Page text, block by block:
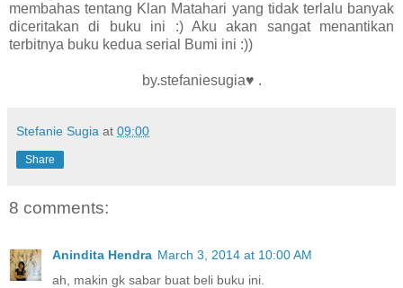
membahas tentang Klan Matahari yang tidak terlalu banyak
diceritakan di buku ini :) Aku akan sangat menantikan
terbitnya buku kedua serial Bumi ini :))
by.stefaniesugia♥ .
Stefanie Sugia at 09:00
Share
8 comments:
Anindita Hendra March 3, 2014 at 10:00 AM
ah, makin gk sabar buat beli buku ini.